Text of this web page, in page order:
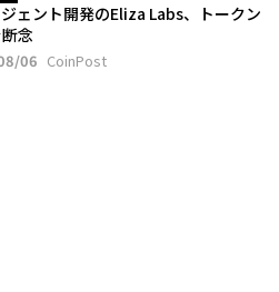
ェント開発のEliza Labs、トークン
念
06 CoinPost